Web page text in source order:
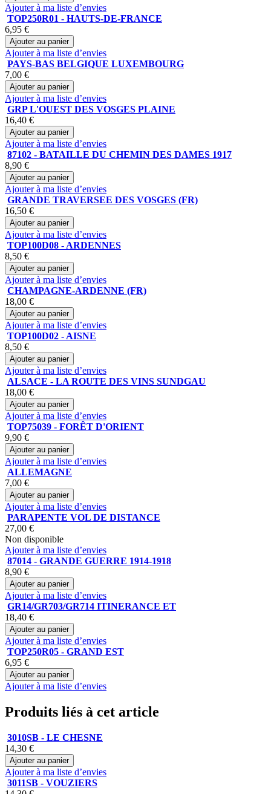
Ajouter à ma liste d’envies
TOP250R01 - HAUTS-DE-FRANCE
6,95 €
Ajouter au panier
Ajouter à ma liste d’envies
PAYS-BAS BELGIQUE LUXEMBOURG
7,00 €
Ajouter au panier
Ajouter à ma liste d’envies
GRP L'OUEST DES VOSGES PLAINE
16,40 €
Ajouter au panier
Ajouter à ma liste d’envies
87102 - BATAILLE DU CHEMIN DES DAMES 1917
8,90 €
Ajouter au panier
Ajouter à ma liste d’envies
GRANDE TRAVERSEE DES VOSGES (FR)
16,50 €
Ajouter au panier
Ajouter à ma liste d’envies
TOP100D08 - ARDENNES
8,50 €
Ajouter au panier
Ajouter à ma liste d’envies
CHAMPAGNE-ARDENNE (FR)
18,00 €
Ajouter au panier
Ajouter à ma liste d’envies
TOP100D02 - AISNE
8,50 €
Ajouter au panier
Ajouter à ma liste d’envies
ALSACE - LA ROUTE DES VINS SUNDGAU
18,00 €
Ajouter au panier
Ajouter à ma liste d’envies
TOP75039 - FORÊT D'ORIENT
9,90 €
Ajouter au panier
Ajouter à ma liste d’envies
ALLEMAGNE
7,00 €
Ajouter au panier
Ajouter à ma liste d’envies
PARAPENTE VOL DE DISTANCE
27,00 €
Non disponible
Ajouter à ma liste d’envies
87014 - GRANDE GUERRE 1914-1918
8,90 €
Ajouter au panier
Ajouter à ma liste d’envies
GR14/GR703/GR714 ITINERANCE ET
18,40 €
Ajouter au panier
Ajouter à ma liste d’envies
TOP250R05 - GRAND EST
6,95 €
Ajouter au panier
Ajouter à ma liste d’envies
Produits liés à cet article
3010SB - LE CHESNE
14,30 €
Ajouter au panier
Ajouter à ma liste d’envies
3011SB - VOUZIERS